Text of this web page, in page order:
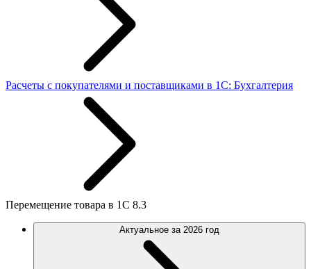
Расчеты с покупателями и поставщиками в 1С: Бухгалтерия
Перемещение товара в 1С 8.3
Актуальное за 2026 год